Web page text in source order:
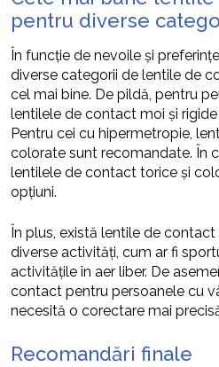
pentru diverse
În funcție de nevoile și
diverse categorii de lentile de
cel mai bine. De pildă, pentru
lentilele de contact moi și
Pentru cei cu hipermetropie,
colorate sunt recomandate. În
lentilele de contact torice și
opțiuni.
În plus, există lentile de
diverse activități, cum ar fi
activitățile în aer liber. De
contact pentru persoanele cu
necesită o corectare mai
Recomandări finale